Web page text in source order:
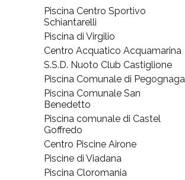
Piscina Centro Sportivo
Schiantarelli
Piscina di Virgilio
Centro Acquatico Acquamarina
S.S.D. Nuoto Club Castiglione
Piscina Comunale di Pegognaga
Piscina Comunale San
Benedetto
Piscina comunale di Castel
Goffredo
Centro Piscine Airone
Piscine di Viadana
Piscina Cloromania